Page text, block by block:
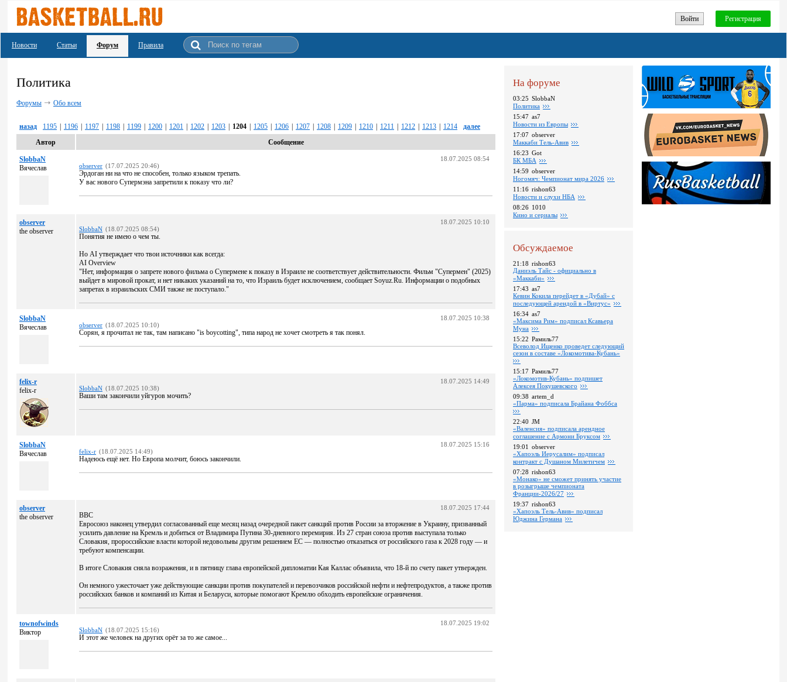
Войти Регистрация
Новости Статьи Форум Правила
Политика
Форумы Обо всем
назад 1195 1196 1197 1198 1199 1200 1201 1202 1203 1204 1205 1206 1207 1208 1209 1210 1211 1212 1213 1214
далее
Автор
Сообщение
SlobbaN
Вячеслав
18.07.2025 08:54
observer (17.07.2025 20:46)
Эрдоган ни на что не способен, только языком трепать.
У вас нового Супермэна запретили к показу что ли?
observer
the observer
18.07.2025 10:10
SlobbaN (18.07.2025 08:54)
Понятия не имею о чем ты.
Но AI утверждает что твои источники как всегда:
AI Overview
"Нет, информация о запрете нового фильма о Супермене к показу в Израиле не соответствует действительности. Фильм "Супермен" (2025)
выйдет в мировой прокат, и нет никаких указаний на то, что Израиль будет исключением, сообщает Soyuz.Ru. Информации о подобных
запретах в израильских СМИ также не поступало."
SlobbaN
Вячеслав
18.07.2025 10:38
observer (18.07.2025 10:10)
Сорян, я прочитал не так, там написано "is boycotting", типа народ не хочет смотреть я так понял.
felix-r
felix-r
18.07.2025 14:49
SlobbaN (18.07.2025 10:38)
Ваши там закончили уйгуров мочить?
SlobbaN
Вячеслав
18.07.2025 15:16
felix-r (18.07.2025 14:49)
Надеюсь ещё нет. Но Европа молчит, боюсь закончили.
observer
the observer
18.07.2025 17:44
BBC
Евросоюз наконец утвердил согласованный еще месяц назад очередной пакет санкций против России за вторжение в Украину, призванный
усилить давление на Кремль и добиться от Владимира Путина 30-дневного перемирия. Из 27 стран союза против выступала только
Словакия, пророссийские власти которой недовольны другим решением ЕС — полностью отказаться от российского газа к 2028 году — и
требуют компенсации.
В итоге Словакия сняла возражения, и в пятницу глава европейской дипломатии Кая Каллас объявила, что 18-й по счету пакет утвержден.
Он немного ужесточает уже действующие санкции против покупателей и перевозчиков российской нефти и нефтепродуктов, а также против
российских банков и компаний из Китая и Беларуси, которые помогают Кремлю обходить европейские ограничения.
townofwinds
Виктор
18.07.2025 19:02
SlobbaN (18.07.2025 15:16)
И этот же человек на других орёт за то же самое...
На форуме
03:25 SlobbaN
Политика
15:47 as7
Новости из Европы
17:07 observer
Маккаби Тель-Авив
16:23 Got
БК МБА
14:59 observer
Ногомяч: Чемпионат мира 2026
11:16 rishon63
Новости и слухи НБА
08:26 1010
Кино и сериалы
Обсуждаемое
21:18 rishon63
Даниэль Тайс - официально в
«Маккаби»
17:43 as7
Кевин Кокила перейдет в «Дубай» с
последующей арендой в «Виртус»
16:34 as7
«Максима Рим» подписал Ксавьера
Муна
15:22 Рамиль77
Всеволод Ищенко проведет следующий
сезон в составе «Локомотива-Кубань»
15:17 Рамиль77
«Локомотив-Кубань» подпишет
Алексея Покушевского
09:38 artem_d
«Парма» подписала Брайана Фоббса
22:40 JM
«Валенсия» подписала арендное
соглашение с Армони Бруксом
19:01 observer
«Хапоэль Иерусалим» подписал
контракт с Душаном Милетичем
07:28 rishon63
«Монако» не сможет принять участие
в розыгрыше чемпионата
Франции-2026/27
19:37 rishon63
«Хапоэль Тель-Авив» подписал
Юджина Германа